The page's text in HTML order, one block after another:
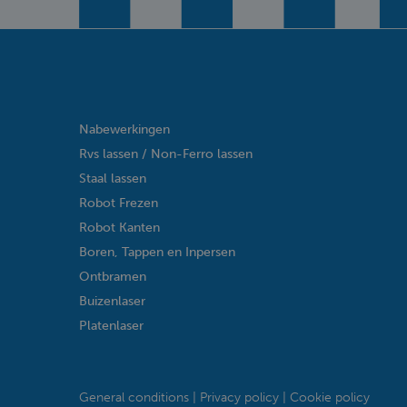
Nabewerkingen
Rvs lassen / Non-Ferro lassen
Staal lassen
Robot Frezen
Robot Kanten
Boren, Tappen en Inpersen
Ontbramen
Buizenlaser
Platenlaser
General conditions Privacy policy Cookie policy